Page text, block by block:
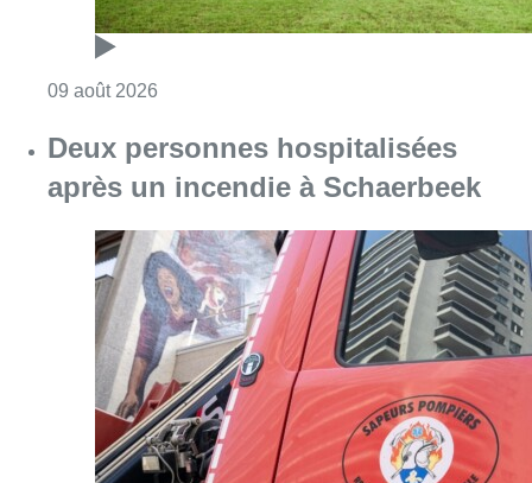
09 août 2026
Deux personnes hospitalisées
après un incendie à Schaerbeek